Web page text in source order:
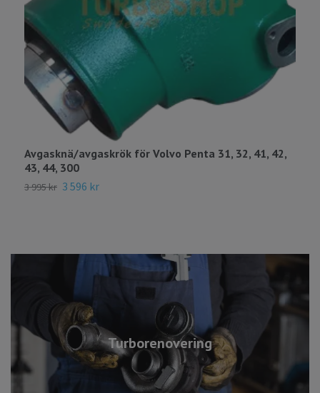
Turborenovering
Avgasknä/avgaskrök för Volvo Penta 31, 32, 41, 42,
43, 44, 300
3 995 kr 3 596 kr